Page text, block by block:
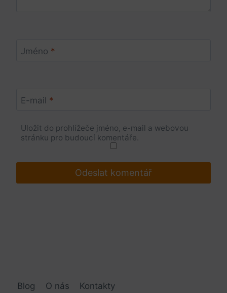
Jméno *
E-mail *
Uložit do prohlížeče jméno, e-mail a webovou
stránku pro budoucí komentáře.
Blog O nás Kontakty